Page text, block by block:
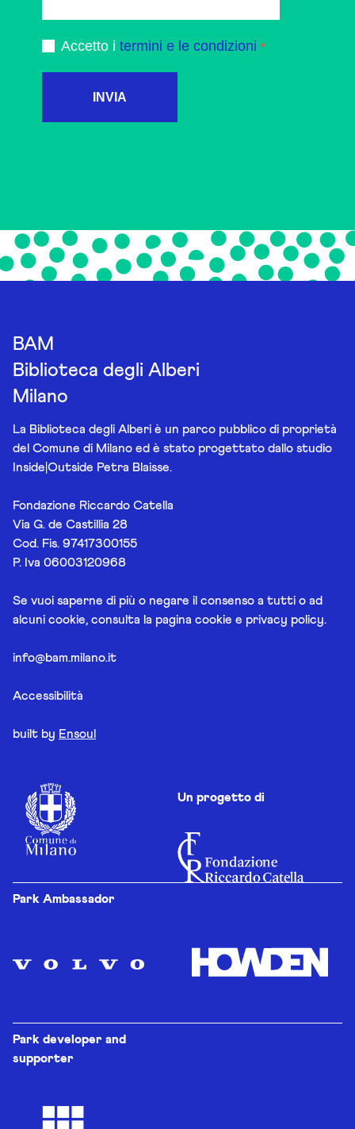
Accetto i termini e le condizioni
INVIA
BAM
Biblioteca degli Alberi
Milano
La Biblioteca degli Alberi è un parco pubblico di proprietà
del Comune di Milano ed è stato progettato dallo studio
Inside|Outside Petra Blaisse.
Fondazione Riccardo Catella
Via G. de Castillia 28
Cod. Fis. 97417300155
P. Iva 06003120968
Se vuoi saperne di più o negare il consenso a tutti o ad
alcuni cookie, consulta la pagina cookie e privacy policy.
info@bam.milano.it
Accessibilità
built by Ensoul
Un progetto di
Park Ambassador
Park developer and
supporter